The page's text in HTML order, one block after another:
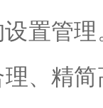
管理
、精